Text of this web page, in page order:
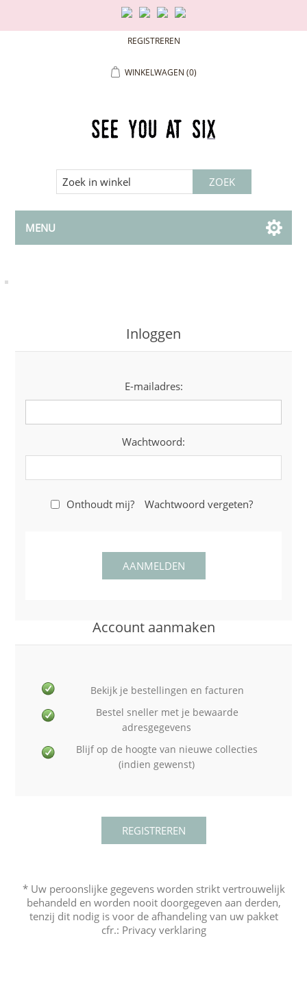
REGISTREREN
WINKELWAGEN (0)
MENU
Inloggen
E-mailadres:
Wachtwoord:
Onthoudt mij? Wachtwoord vergeten?
Account aanmaken
Bekijk je bestellingen en facturen
Bestel sneller met je bewaarde
adresgegevens
Blijf op de hoogte van nieuwe collecties
(indien gewenst)
* Uw peroonslijke gegevens worden strikt vertrouwelijk
behandeld en worden nooit doorgegeven aan derden,
tenzij dit nodig is voor de afhandeling van uw pakket
cfr.: Privacy verklaring